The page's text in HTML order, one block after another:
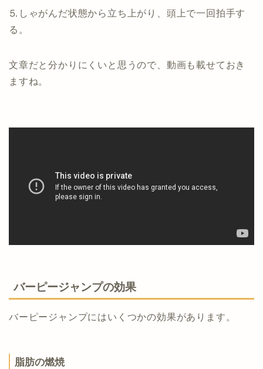
⒌しゃがんだ状態から立ち上がり、頭上で一回拍手す
る。
文章だと分かりにくいと思うので、動画も載せておき
ますね。
バーピージャンプの効果
バーピージャンプにはいくつかの効果があります。
脂肪の燃焼